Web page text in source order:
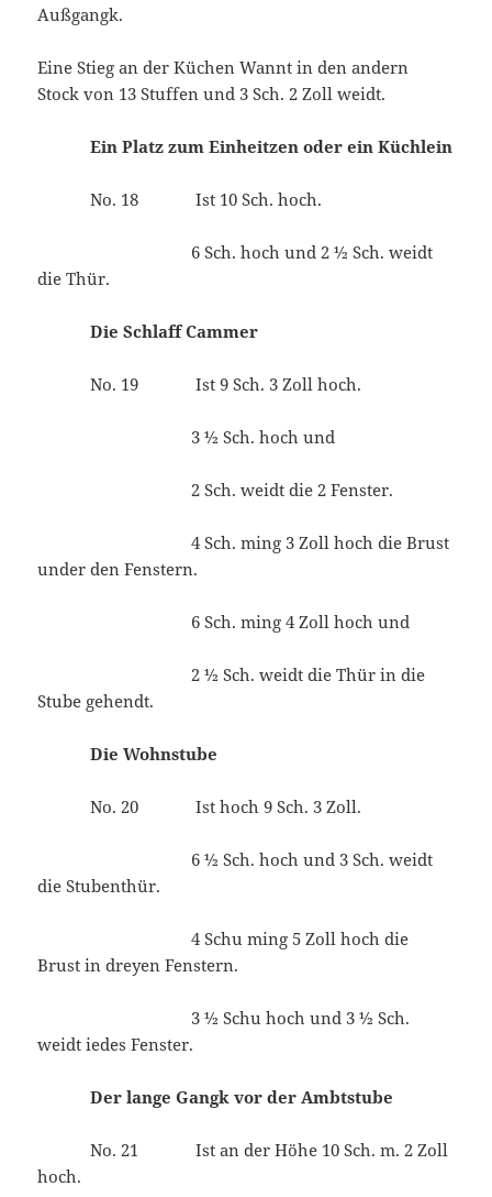
Außgangk.
Eine Stieg an der Küchen Wannt in den andern
Stock von 13 Stuffen und 3 Sch. 2 Zoll weidt.
Ein Platz zum Einheitzen oder ein Küchlein
No. 18 Ist 10 Sch. hoch.
6 Sch. hoch und 2 ½ Sch. weidt
die Thür.
Die Schlaff Cammer
No. 19 Ist 9 Sch. 3 Zoll hoch.
3 ½ Sch. hoch und
2 Sch. weidt die 2 Fenster.
4 Sch. ming 3 Zoll hoch die Brust
under den Fenstern.
6 Sch. ming 4 Zoll hoch und
2 ½ Sch. weidt die Thür in die
Stube gehendt.
Die Wohnstube
No. 20 Ist hoch 9 Sch. 3 Zoll.
6 ½ Sch. hoch und 3 Sch. weidt
die Stubenthür.
4 Schu ming 5 Zoll hoch die
Brust in dreyen Fenstern.
3 ½ Schu hoch und 3 ½ Sch.
weidt iedes Fenster.
Der lange Gangk vor der Ambtstube
No. 21 Ist an der Höhe 10 Sch. m. 2 Zoll
hoch.